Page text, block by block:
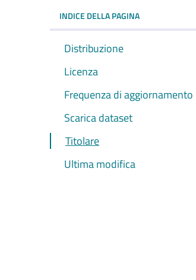
INDICE DELLA PAGINA
Distribuzione
Licenza
Frequenza di aggiornamento
Scarica dataset
Titolare
Ultima modifica